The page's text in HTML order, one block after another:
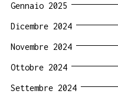
Gennaio 2025
Dicembre 2024
Novembre 2024
Ottobre 2024
Settembre 2024